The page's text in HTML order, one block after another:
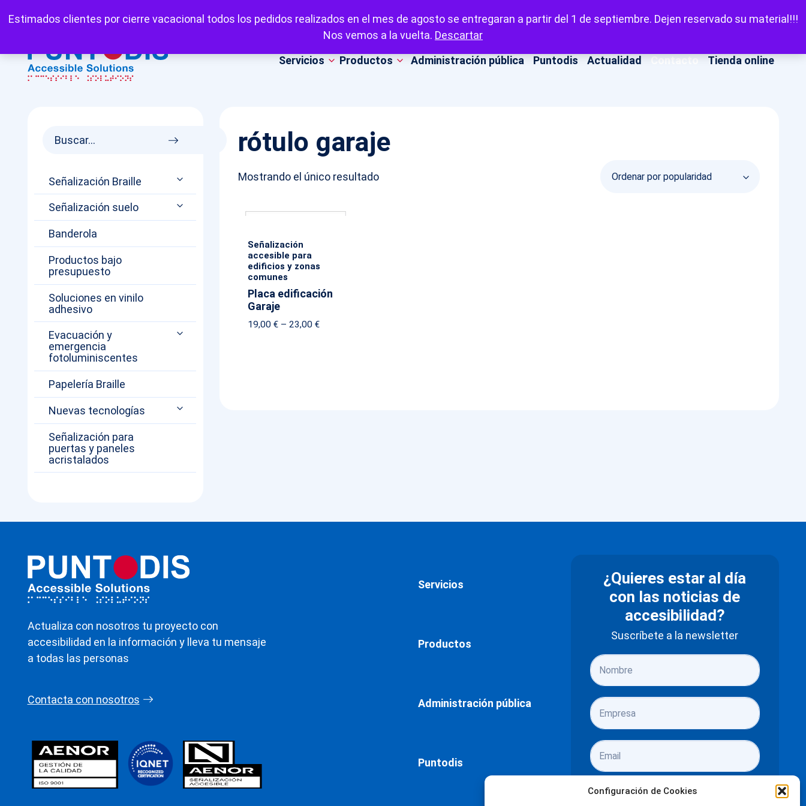
Configuración de Cookies
Estimados clientes por cierre vacacional todos los pedidos realizados en el mes de agosto se entregaran a partir del 1 de septiembre. Dejen reservado su material!!!
Nos vemos a la vuelta. Descartar
Mi cuenta Carrito Favoritos Escuchar
Servicios Productos Administración pública Puntodis Actualidad Contacto Tienda online
Señalización Braille
Señalización suelo
Banderola
Productos bajo
presupuesto
Soluciones en vinilo
adhesivo
Evacuación y
emergencia
fotoluminiscentes
Papelería Braille
Nuevas tecnologías
Señalización para
puertas y paneles
acristalados
rótulo garaje
Mostrando el único resultado
Señalización
accesible para
edificios y zonas
comunes
Placa edificación
Garaje
19,00 € – 23,00 €Price
Actualiza con nosotros tu proyecto con
accesibilidad en la información y lleva tu mensaje
a todas las personas
Contacta con nosotros
Servicios
Productos
Administración pública
Puntodis
¿Quieres estar al día
con las noticias de
accesibilidad?
Suscríbete a la newsletter